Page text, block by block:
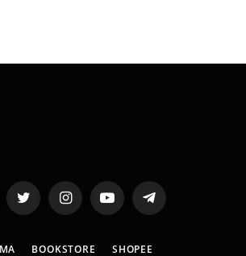
Twitter InstagramYouTubeTelegram
BOOKSTORE SHOPEE